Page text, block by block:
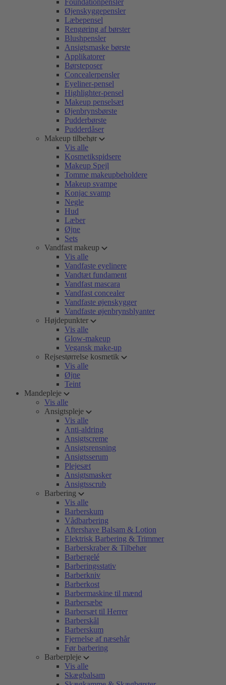
Foundationpensler
Øjenskyggepensler
Læbepensel
Rengøring af børster
Blushpensler
Ansigtsmaske børste
Applikatorer
Børsteposer
Concealerpensler
Eyeliner-pensel
Highlighter-pensel
Makeup penselsæt
Øjenbrynsbørste
Pudderbørste
Pudderdåser
Makeup tilbehør
Vis alle
Kosmetikspidsere
Makeup Spejl
Tomme makeupbeholdere
Makeup svampe
Konjac svamp
Negle
Hud
Læber
Øjne
Sets
Vandfast makeup
Vis alle
Vandfaste eyelinere
Vandtæt fundament
Vandfast mascara
Vandfast concealer
Vandfaste øjenskygger
Vandfaste øjenbrynsblyanter
Højdepunkter
Vis alle
Glow-makeup
Vegansk make-up
Rejsestørrelse kosmetik
Vis alle
Øjne
Teint
Mandepleje
Vis alle
Ansigtspleje
Vis alle
Anti-aldring
Ansigtscreme
Ansigtsrensning
Ansigtsserum
Plejesæt
Ansigtsmasker
Ansigtsscrub
Barbering
Vis alle
Barberskum
Vådbarbering
Aftershave Balsam & Lotion
Elektrisk Barbering & Trimmer
Barberskraber & Tilbehør
Barbergelé
Barberingsstativ
Barberkniv
Barberkost
Barbermaskine til mænd
Barbersæbe
Barbersæt til Herrer
Barberskål
Barberskum
Fjernelse af næsehår
Før barbering
Barberpleje
Vis alle
Skægbalsam